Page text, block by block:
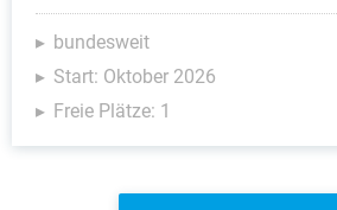
bundesweit
Start: Oktober 2026
Freie Plätze: 1